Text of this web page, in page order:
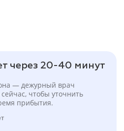
через 20-40 минут
— дежурный врач
чтобы уточнить
прибытия.